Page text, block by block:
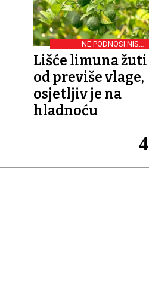
NE PODNOSI NISKE
TEMPERATURE
Lišće limuna žuti
od previše vlage,
osjetljiv je na
hladnoću